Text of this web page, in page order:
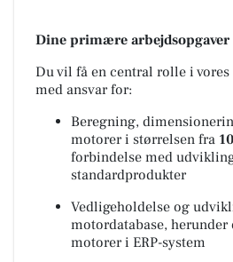
Dine primære arbejdsopgaver
Du vil få en central rolle i
med ansvar for:
Beregning,
motorer i størrelsen fra
forbindelse med
standardprodukter
Vedligeholdelse og
motordatabase, herunder
motorer i ERP-system